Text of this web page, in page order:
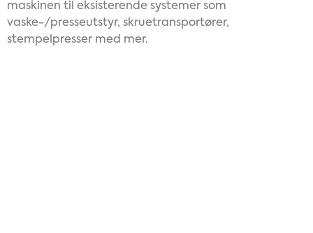
maskinen til eksisterende systemer som
vaske-/presseutstyr, skruetransportører,
stempelpresser med mer.